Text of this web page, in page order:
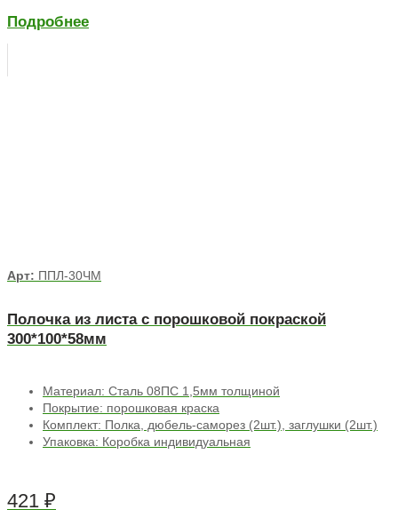
Подробнее
Арт: ППЛ-30ЧМ
Полочка из листа с порошковой покраской
300*100*58мм
Материал: Сталь 08ПС 1,5мм толщиной
Покрытие: порошковая краска
Комплект: Полка, дюбель-саморез (2шт.), заглушки (2шт.)
Упаковка: Коробка индивидуальная
421 ₽